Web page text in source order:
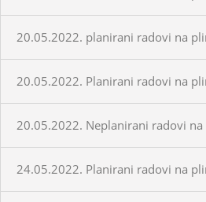
20.05.2022. planirani radovi na
20.05.2022. Planirani radovi na
20.05.2022. Neplanirani radovi
24.05.2022. Planirani radovi na